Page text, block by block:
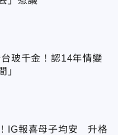
玻千金！認14年情變
」
IG報喜母子均安 升格